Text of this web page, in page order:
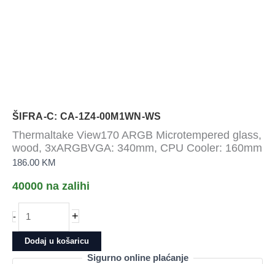
ŠIFRA-C: CA-1Z4-00M1WN-WS
Thermaltake View170 ARGB Microtempered glass,
wood, 3xARGBVGA: 340mm, CPU Cooler: 160mm
186.00 KM
40000 na zalihi
-
View170
ARGB
Microtempered
+
Dodaj u košaricu
Sigurno online plaćanje